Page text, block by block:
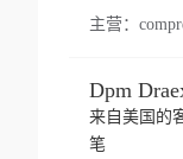
主营：
来自美国的
笔